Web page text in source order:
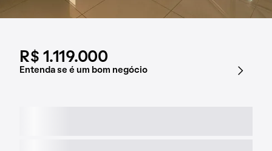
R$ 1.119.000
Entenda se é um bom negócio